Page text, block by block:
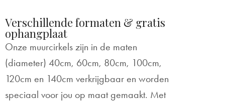
Verschillende formaten & gratis
ophangplaat
Onze muurcirkels zijn in de maten
(diameter) 40cm, 60cm, 80cm, 100cm,
120cm en 140cm verkrijgbaar en worden
speciaal voor jou op maat gemaakt. Met